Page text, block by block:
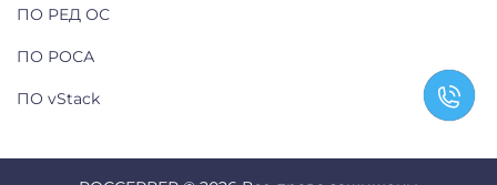
ПО РЕД ОС
ПО РОСА
ПО vStack